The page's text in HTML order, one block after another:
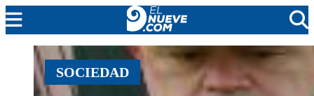
EL NUEVE
SOCIEDAD
SOCIEDAD